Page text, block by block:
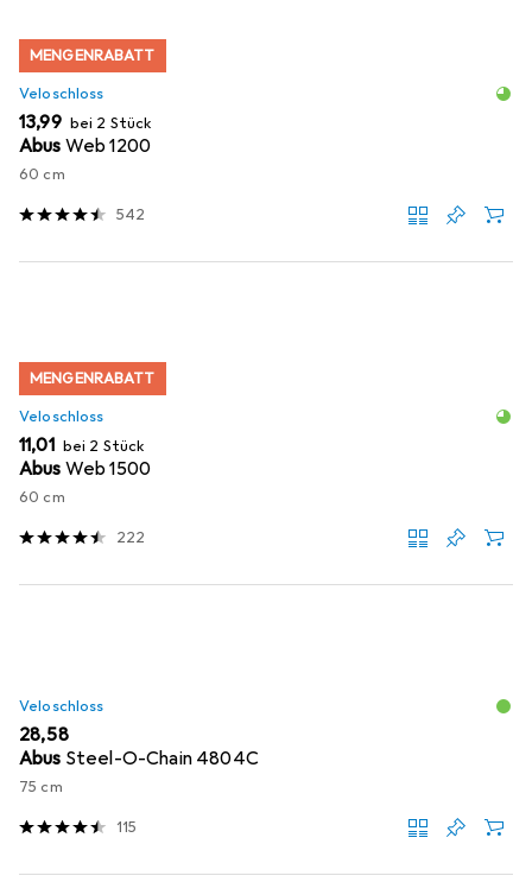
MENGENRABATT
Veloschloss
EUR
13,99 bei 2 Stück
Abus Web 1200
60 cm
542
MENGENRABATT
Veloschloss
EUR
11,01 bei 2 Stück
Abus Web 1500
60 cm
222
Veloschloss
EUR
28,58
Abus Steel-O-Chain 4804C
75 cm
115